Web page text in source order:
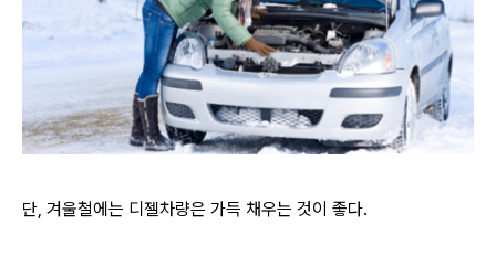
단, 겨울철에는 디젤차량은 가득 채우는 것이 좋다.